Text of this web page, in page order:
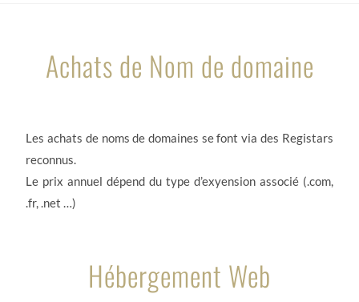
Achats de Nom de domaine
Les achats de noms de domaines se font via des Registars
reconnus.
Le prix annuel dépend du type d’exyension associé (.com,
.fr, .net …)
Hébergement Web